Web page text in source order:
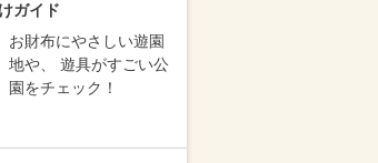
ガイド
お財布にやさしい遊園
地や、 遊具がすごい公
園をチェック！